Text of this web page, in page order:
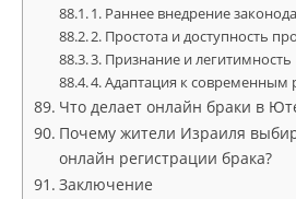
1. Раннее внедрение
2. Простота и доступность
3. Признание и легитимность
4. Адаптация к современным
Что делает онлайн браки в
Почему жители Израиля
онлайн регистрации брака?
Заключение